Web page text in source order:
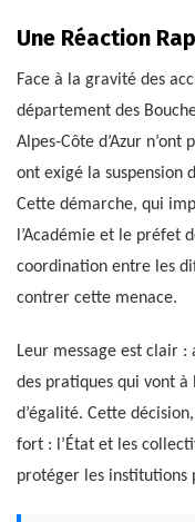
Une Réaction
Face à la gravité des
département des
Alpes-Côte d’Azur
ont exigé la suspension
Cette démarche, qui
l’Académie et le préfet
coordination entre les
contrer cette menace.
Leur message est clair
des pratiques qui vont à
d’égalité. Cette
fort : l’État et les
protéger les institutions